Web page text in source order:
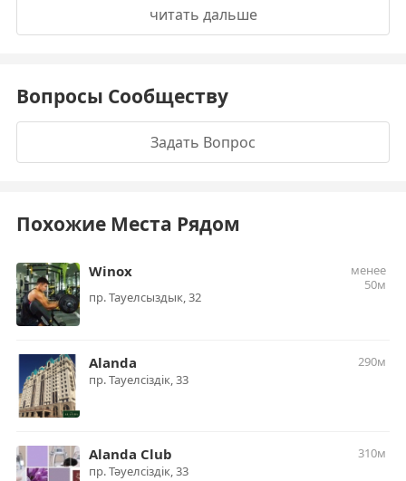
читать дальше
Вопросы Сообществу
Задать Вопрос
Похожие Места Рядом
Winox
менее
50м
пр. Тауелсыздык, 32
Alanda
290м
пр. Тауелсіздік, 33
Alanda Club
310м
пр. Тәуелсіздік, 33